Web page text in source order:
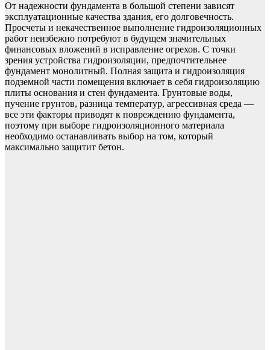
От надежности фундамента в большой степени зависят
эксплуатационные качества здания, его долговечность.
Просчеты и некачественное выполнение гидроизоляционных
работ неизбежно потребуют в будущем значительных
финансовых вложений в исправление огрехов. С точки
зрения устройства гидроизоляции, предпочтительнее
фундамент монолитный. Полная защита и гидроизоляция
подземной части помещения включает в себя гидроизоляцию
плиты основания и стен фундамента. Грунтовые воды,
пучение грунтов, разница температур, агрессивная среда —
все эти факторы приводят к повреждению фундамента,
поэтому при выборе гидроизоляционного материала
необходимо останавливать выбор на том, который
максимально защитит бетон.